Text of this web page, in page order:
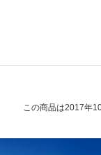
この商品は2017年